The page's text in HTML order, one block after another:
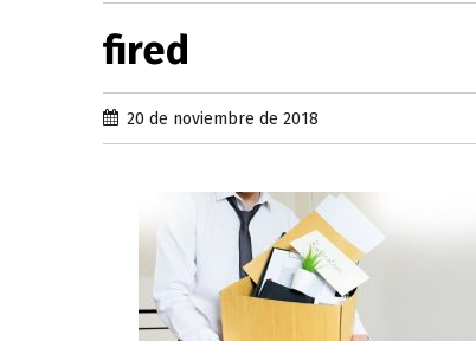
fired
20 de noviembre de 2018